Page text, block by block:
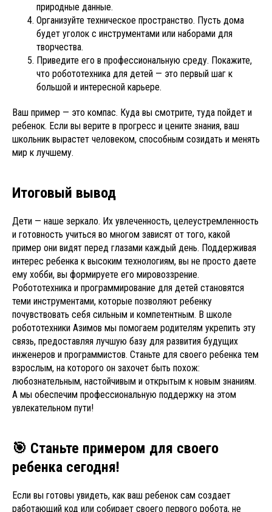
природные данные.
Организуйте техническое пространство. Пусть дома
будет уголок с инструментами или наборами для
творчества.
Приведите его в профессиональную среду. Покажите,
что робототехника для детей — это первый шаг к
большой и интересной карьере.
Ваш пример — это компас. Куда вы смотрите, туда пойдет и
ребенок. Если вы верите в прогресс и цените знания, ваш
школьник вырастет человеком, способным созидать и менять
мир к лучшему.
Итоговый вывод
Дети — наше зеркало. Их увлеченность, целеустремленность
и готовность учиться во многом зависят от того, какой
пример они видят перед глазами каждый день. Поддерживая
интерес ребенка к высоким технологиям, вы не просто даете
ему хобби, вы формируете его мировоззрение.
Робототехника и программирование для детей становятся
теми инструментами, которые позволяют ребенку
почувствовать себя сильным и компетентным. В школе
робототехники Азимов мы помогаем родителям укрепить эту
связь, предоставляя лучшую базу для развития будущих
инженеров и программистов. Станьте для своего ребенка тем
взрослым, на которого он захочет быть похож:
любознательным, настойчивым и открытым к новым знаниям.
А мы обеспечим профессиональную поддержку на этом
увлекательном пути!
🎯 Станьте примером для своего
ребенка сегодня!
Если вы готовы увидеть, как ваш ребенок сам создает
работающий код или собирает своего первого робота, не